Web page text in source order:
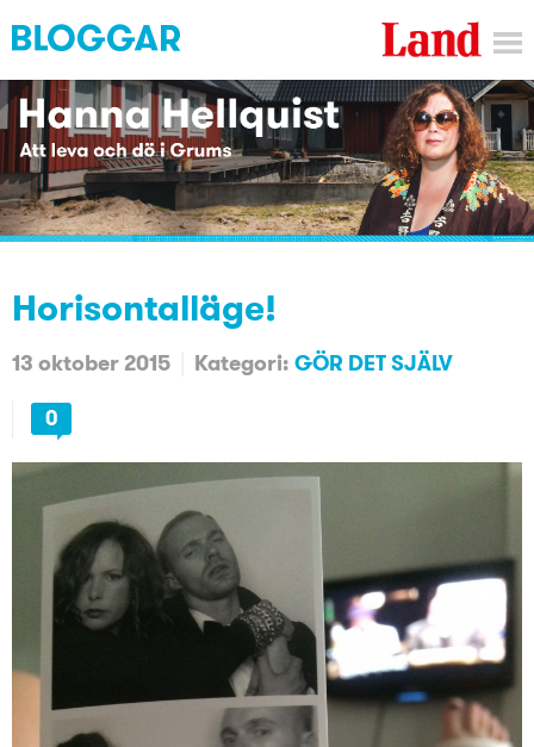
Horisontalläge!
13 oktober 2015 Kategori: GÖR DET SJÄLV
0